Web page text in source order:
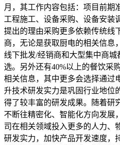
月，其工作内容包括：项目前期
工程施工、设备采购、设备安装
提出的理由采购更多依赖传统线
商，无论是获取厨电的相关信息
线下批发/经销商和大型集中商
选。另外还有40%以上的餐饮采
相关信息，其中更多会选择通过
升技术研发实力是巩固行业地位
得了较丰富的研发成果。随着研
不断往精密化、智能化方向发展
司在相关领域投入更多的人力、
研发实力，加快产品开发速度，